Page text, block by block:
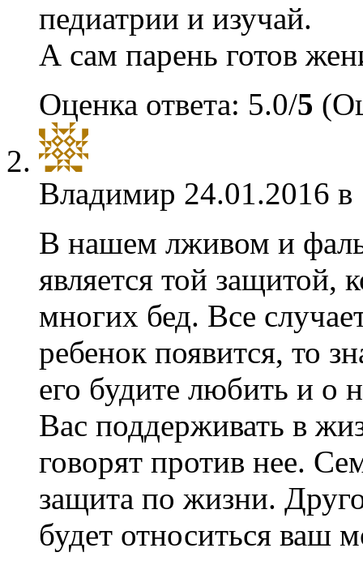
педиатрии и изучай.
А сам парень готов
Оценка ответа: 5.0/5
Владимир 24.01.2016
В нашем лживом и
является той защитой,
многих бед. Все
ребенок появится, то
его будите любить и о
Вас поддерживать в
говорят против нее.
защита по жизни.
будет относиться ваш